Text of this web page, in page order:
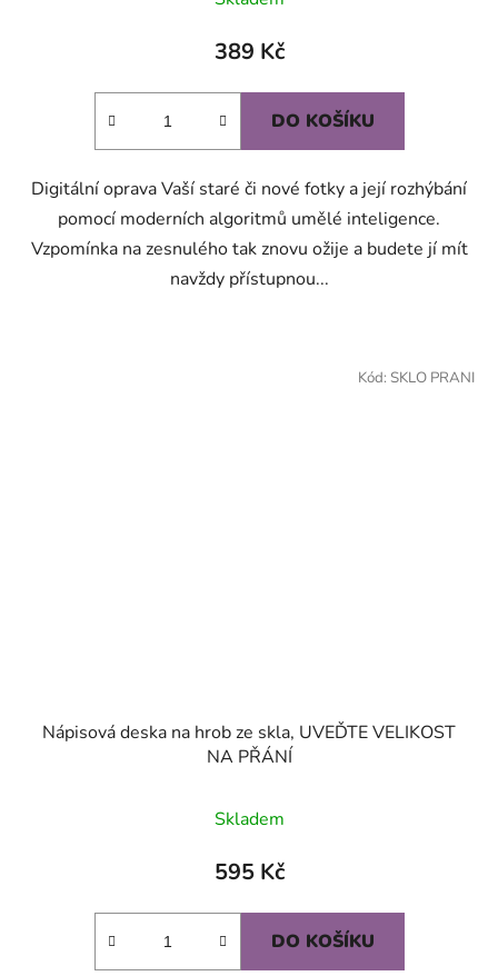
389 Kč
DO KOŠÍKU
Digitální oprava Vaší staré či nové fotky a její rozhýbání
pomocí moderních algoritmů umělé inteligence.
Vzpomínka na zesnulého tak znovu ožije a budete jí mít
navždy přístupnou...
Nápisová deska na hrob ze skla, UVEĎTE VELIKOST
NA PŘÁNÍ
Skladem
595 Kč
DO KOŠÍKU
Kód: SKLO PRANI